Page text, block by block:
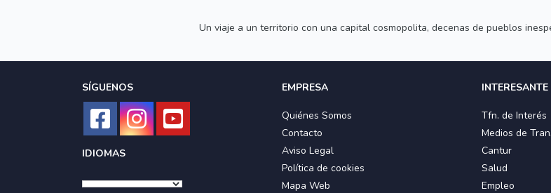
Un viaje a un territorio con una capital cosmopolita, decenas de pueblos
SÍGUENOS
IDIOMAS
EMPRESA
Quiénes Somos
Contacto
Aviso Legal
Política de cookies
Mapa Web
INTERESANTE
Tfn. de Interés
Medios de
Cantur
Salud
Empleo